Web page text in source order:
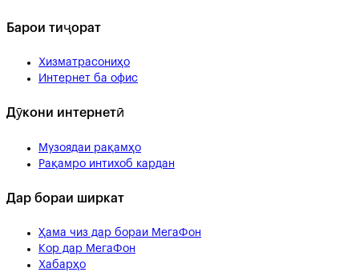
Барои тиҷорат
Хизматрасониҳо
Интернет ба офис
Дӯкони интернетӣ
Музоядаи рақамҳо
Рақамро интихоб кардан
Дар бораи ширкат
Ҳама чиз дар бораи МегаФон
Кор дар МегаФон
Хабарҳо